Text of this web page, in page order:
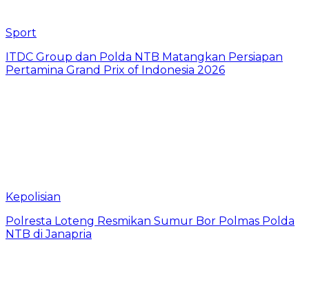
Sport
ITDC Group dan Polda NTB Matangkan Persiapan
Pertamina Grand Prix of Indonesia 2026
Kepolisian
Polresta Loteng Resmikan Sumur Bor Polmas Polda
NTB di Janapria